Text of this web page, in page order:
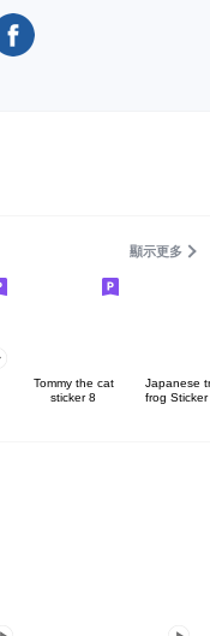
顯示更多
Tommy the cat
sticker 8
Japanese
frog Sticker